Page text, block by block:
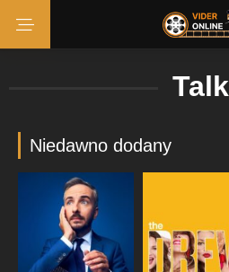
Talk
Niedawno dodany